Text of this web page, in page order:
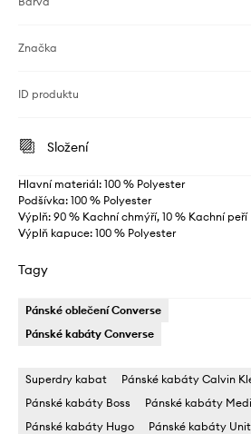
Značka
ID produktu
Složení
Hlavní materiál: 100 % Polyester
Podšívka: 100 % Polyester
Výplň: 90 % Kachní chmýří, 10 % Kachní peří
Výplň kapuce: 100 % Polyester
Tagy
Pánské oblečení Converse
Pánské kabáty Converse
Superdry kabat
Pánské kabáty Calvin
Pánské kabáty Boss
Pánské kabáty
Pánské kabáty Hugo
Pánské kabáty